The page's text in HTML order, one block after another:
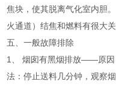
焦块，使其脱离气化室内胆
火通道）结焦和燃料有很大
五、一般故障排除
1、 烟囱有黑烟排放——原因
法：停止送料几分钟，观察